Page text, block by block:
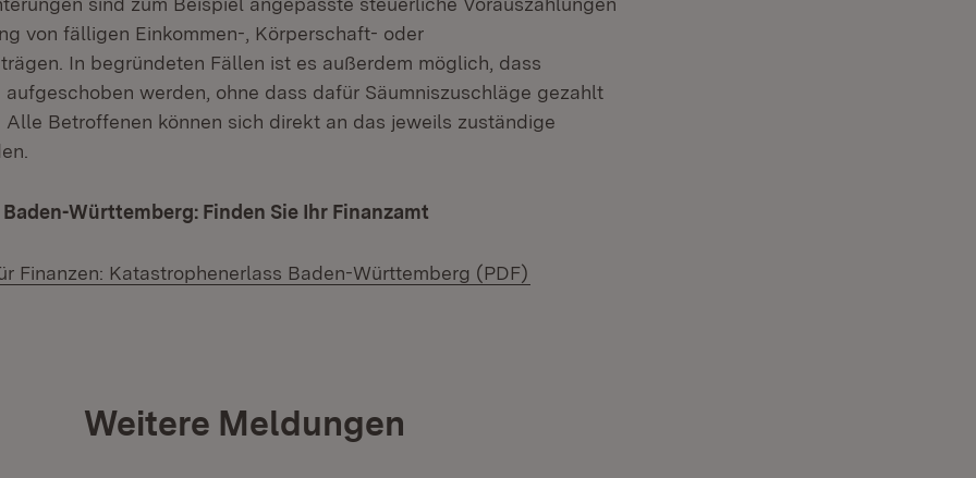
von fälligen Einkommen-, Körperschaft- oder
In begründeten Fällen ist es außerdem möglich, dass
werden, ohne dass dafür Säumniszuschläge gezahlt
Alle Betroffenen können sich direkt an das jeweils zuständige
Württemberg: Finden Sie Ihr Finanzamt
Finanzen: Katastrophenerlass Baden-Württemberg (PDF)
Weitere Meldungen